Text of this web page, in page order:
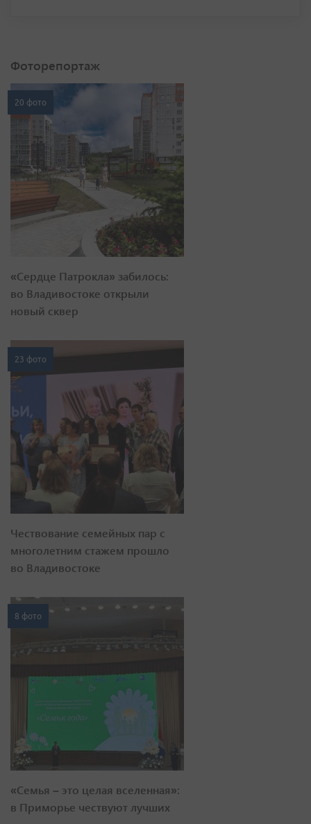
Фоторепортаж
20 фото
«Сердце Патрокла» забилось:
во Владивостоке открыли
новый сквер
23 фото
Чествование семейных пар с
многолетним стажем прошло
во Владивостоке
8 фото
«Семья – это целая вселенная»:
в Приморье чествуют лучших